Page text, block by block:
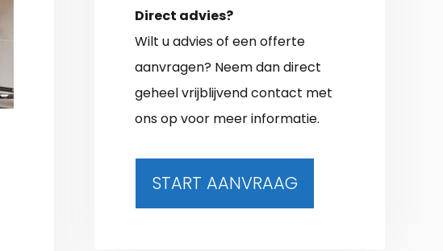
Direct advies?
Wilt u advies of een offerte
aanvragen? Neem dan direct
geheel vrijblijvend contact met
ons op voor meer informatie.
START AANVRAAG